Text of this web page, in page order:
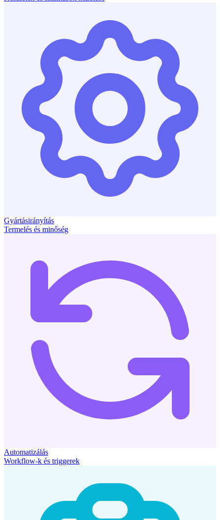
Gyártásirányítás
Termelés és minőség
Automatizálás
Workflow-k és triggerek